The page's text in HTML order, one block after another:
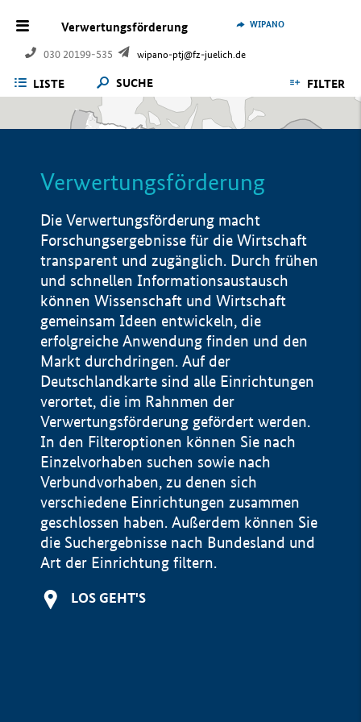
Verwertungsförderung
030 20199-535 wipano-ptj@fz-juelich.de
WIPANO
LISTE SUCHE FILTER
Verwertungsförderung
Die Verwertungsförderung macht
Forschungsergebnisse für die Wirtschaft
transparent und zugänglich. Durch frühen
und schnellen Informationsaustausch
können Wissenschaft und Wirtschaft
gemeinsam Ideen entwickeln, die
erfolgreiche Anwendung finden und den
Markt durchdringen. Auf der
Deutschlandkarte sind alle Einrichtungen
verortet, die im Rahnmen der
Verwertungsförderung gefördert werden.
In den Filteroptionen können Sie nach
Einzelvorhaben suchen sowie nach
Verbundvorhaben, zu denen sich
verschiedene Einrichtungen zusammen
geschlossen haben. Außerdem können Sie
die Suchergebnisse nach Bundesland und
Art der Einrichtung filtern.
LOS GEHT'S